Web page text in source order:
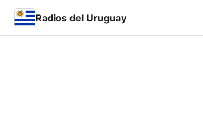
Radios del Uruguay